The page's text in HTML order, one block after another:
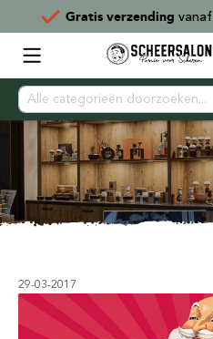
Gratis verzending
29-03-2017